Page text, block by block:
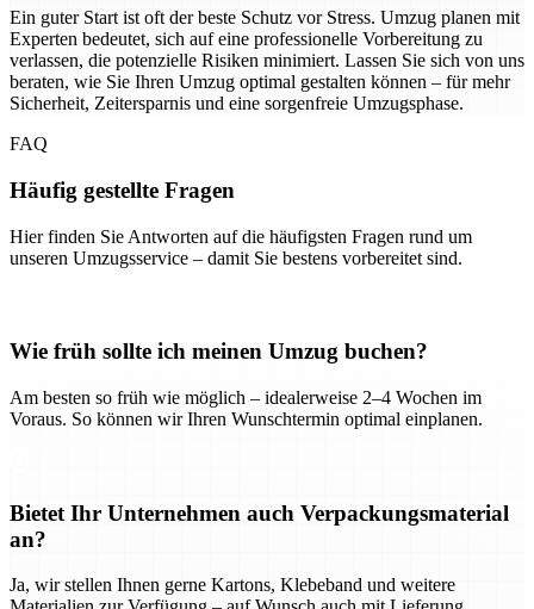
Ein guter Start ist oft der beste Schutz vor Stress. Umzug planen mit
Experten bedeutet, sich auf eine professionelle Vorbereitung zu
verlassen, die potenzielle Risiken minimiert. Lassen Sie sich von uns
beraten, wie Sie Ihren Umzug optimal gestalten können – für mehr
Sicherheit, Zeitersparnis und eine sorgenfreie Umzugsphase.
FAQ
Häufig gestellte Fragen
Hier finden Sie Antworten auf die häufigsten Fragen rund um
unseren Umzugsservice – damit Sie bestens vorbereitet sind.
Wie früh sollte ich meinen Umzug buchen?
Am besten so früh wie möglich – idealerweise 2–4 Wochen im
Voraus. So können wir Ihren Wunschtermin optimal einplanen.
Bietet Ihr Unternehmen auch Verpackungsmaterial
an?
Ja, wir stellen Ihnen gerne Kartons, Klebeband und weitere